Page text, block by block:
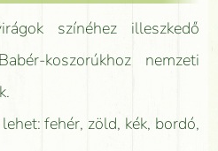
színéhez illeszkedő
koszorúkhoz nemzeti
fehér, zöld, kék, bordó,